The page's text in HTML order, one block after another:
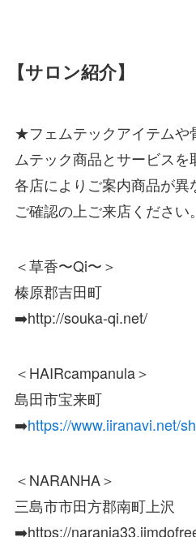
【サロン紹介】
★フェムテックアイテムや
ムテック商品とサービスを
各店によりご案内商品が
ご確認の上ご来店ください。
＜草香〜Qi〜＞
榛原郡吉田町
➡️http://souka-qi.net/
＜HAIRcampanula＞
島田市宝来町
➡️https://www.iiranavi.net/
＜NARANHA＞
三島市市田方郡南町上沢
➡️https://